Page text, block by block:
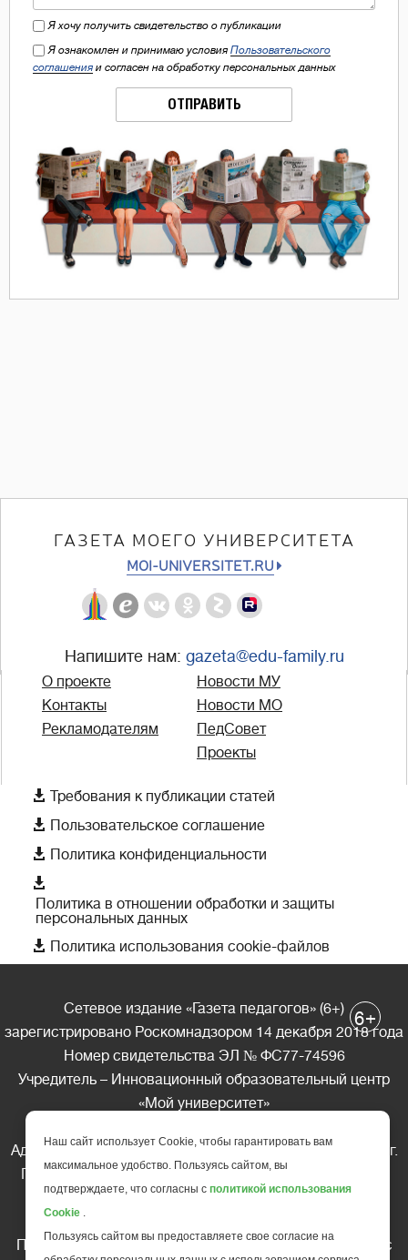
Я хочу получить свидетельство о публикации
Я ознакомлен и принимаю условия Пользовательского
соглашения и согласен на обработку персональных данных
ОТПРАВИТЬ
ГАЗЕТА МОЕГО УНИВЕРСИТЕТА
MOI-UNIVERSITET.RU
Напишите нам: gazeta@edu-family.ru
О проекте
Контакты
Рекламодателям
Новости МУ
Новости МО
ПедСовет
Проекты
 Требования к публикации статей
 Пользовательское соглашение
 Политика конфиденциальности

Политика в отношении обработки и защиты
персональных данных
 Политика использования cookie-файлов
Сетевое издание «Газета педагогов» (6+)
зарегистрировано Роскомнадзором 14 декабря 2018 года
Номер свидетельства ЭЛ № ФС77-74596
Учредитель – Инновационный образовательный центр
«Мой университет»
Адрес редакции: 185035 Россия, Республика Карелия, г.
Петрозаводск, ул. Фридриха Энгельса д.10, офис 211
Телефон редакции: +7 (499) 685-10-45
Перепечатка материалов газеты допускается только c
6+
Наш сайт использует Cookie, чтобы гарантировать вам
максимальное удобство. Пользуясь сайтом, вы
подтверждаете, что согласны с политикой использования
Cookie .
Пользуясь сайтом вы предоставляете свое согласие на